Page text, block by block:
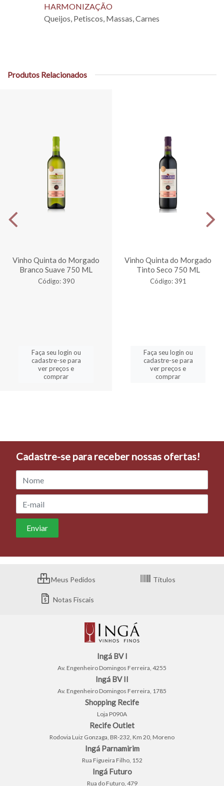
HARMONIZAÇÃO
Queijos, Petiscos, Massas, Carnes
Produtos Relacionados
Vinho Quinta do Morgado
Branco Suave 750 ML
Código: 390
Faça seu login ou
cadastre-se para
ver preços e
comprar
Vinho Quinta do Morgado
Tinto Seco 750 ML
Código: 391
Faça seu login ou
cadastre-se para
ver preços e
comprar
Cadastre-se para receber nossas ofertas!
Meus Pedidos Títulos
Notas Fiscais
Ingá BV I
Av. Engenheiro Domingos Ferreira, 4255
Ingá BV II
Av. Engenheiro Domingos Ferreira, 1785
Shopping Recife
Loja P090A
Recife Outlet
Rodovia Luiz Gonzaga, BR-232, Km 20, Moreno
Ingá Parnamirim
Rua Figueira Filho, 152
Ingá Futuro
Rua do Futuro, 479